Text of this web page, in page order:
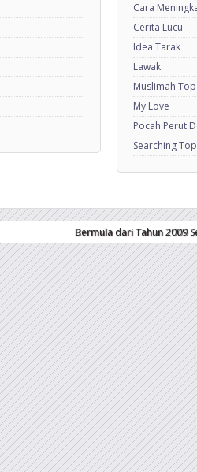
Cara
Cerita Lucu
Idea Tarak
Lawak
Muslimah
My Love
Pocah Perut
Searching
Bermula dari Tahun 2009